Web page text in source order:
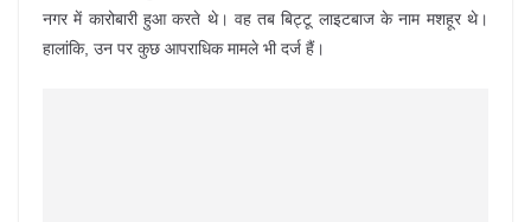
नगर में कारोबारी हुआ करते थे। वह तब बिट्टू लाइटबाज के नाम मशहूर थे।
हालांकि, उन पर कुछ आपराधिक मामले भी दर्ज हैं।